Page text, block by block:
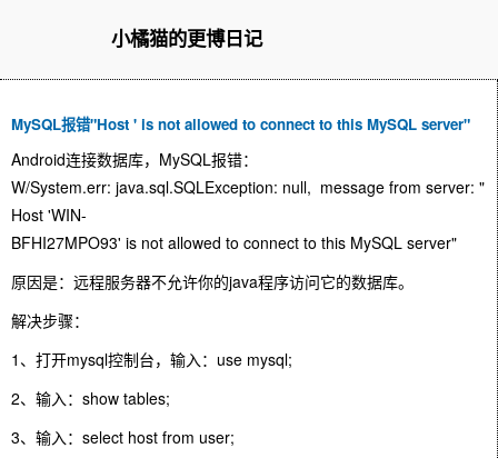
小橘猫的更博日记
MySQL报错"Host ' is not allowed to connect to this MySQL server"
Android连接数据库，MySQL报错：
W/System.err: java.sql.SQLException: null, message from server: "
Host 'WIN-
BFHI27MPO93' is not allowed to connect to this MySQL server"
原因是：远程服务器不允许你的java程序访问它的数据库。
解决步骤：
1、打开mysql控制台，输入：use mysql;
2、输入：show tables;
3、输入：select host from user;